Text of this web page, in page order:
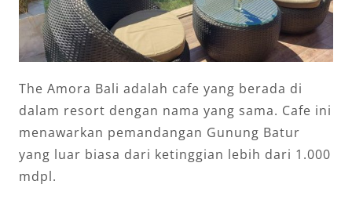
The Amora Bali adalah cafe yang berada di
dalam resort dengan nama yang sama. Cafe ini
menawarkan pemandangan Gunung Batur
yang luar biasa dari ketinggian lebih dari 1.000
mdpl.